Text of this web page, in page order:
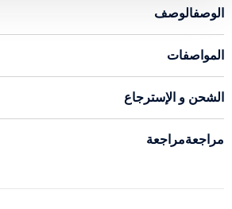
الوصفالوصف
المواصفات
الشحن و الإسترجاع
مراجعةمراجعة